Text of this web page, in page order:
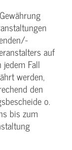
auf
Fall
werden,
den
o.
bis zum